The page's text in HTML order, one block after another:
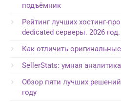
подъёмник
Рейтинг лучших хостинг-
dedicated серверы. 2026 год.
Как отличить
SellerStats: умная
Обзор пяти лучших
году